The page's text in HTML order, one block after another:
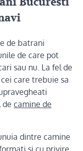
de batrani
de care pot
sau nu. La fel de
care trebuie sa
de camine de
dintre camine
si cu privire